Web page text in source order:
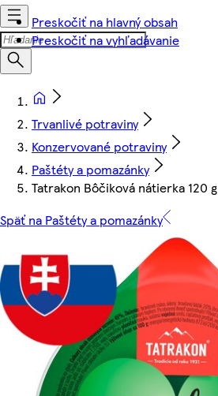
Preskočiť na hlavný obsah
Preskočiť na vyhľadávanie
Trvanlivé potraviny
Konzervované potraviny
Paštéty a pomazánky
Tatrakon Bôčiková nátierka 120 g
Späť na Paštéty a pomazánky